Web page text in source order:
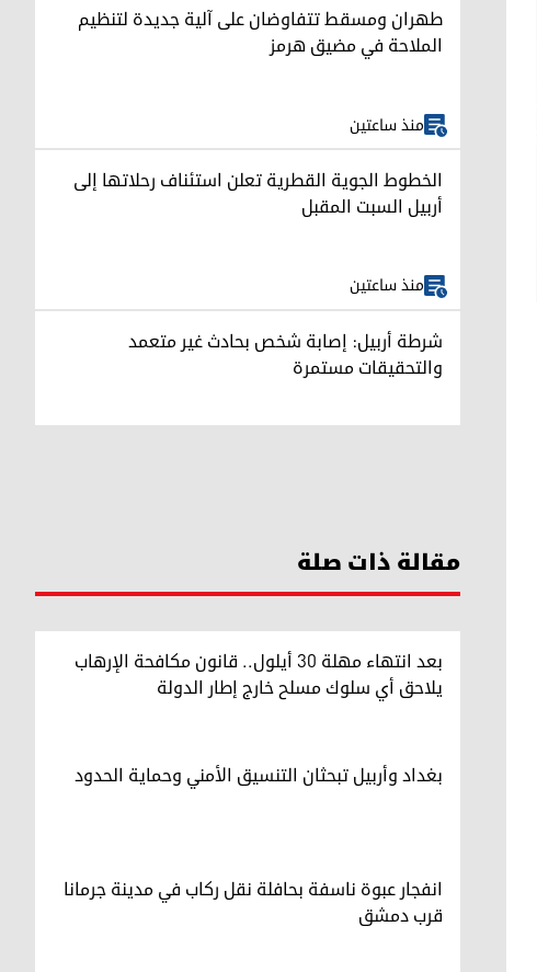
طهران ومسقط تتفاوضان على آلية جديدة لتنظيم
الملاحة في مضيق هرمز
منذ ساعتين
الخطوط الجوية القطرية تعلن استئناف رحلاتها إلى
أربيل السبت المقبل
منذ ساعتين
شرطة أربيل: إصابة شخص بحادث غير متعمد
والتحقيقات مستمرة
مقالة ذات صلة
بعد انتهاء مهلة 30 أيلول.. قانون مكافحة الإرهاب
يلاحق أي سلوك مسلح خارج إطار الدولة
بغداد وأربيل تبحثان التنسيق الأمني وحماية الحدود
انفجار عبوة ناسفة بحافلة نقل ركاب في مدينة جرمانا
قرب دمشق